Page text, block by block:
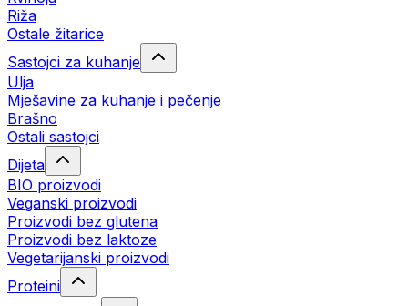
Riža
Ostale žitarice
Sastojci za kuhanje
Ulja
Mješavine za kuhanje i pečenje
Brašno
Ostali sastojci
Dijeta
BIO proizvodi
Veganski proizvodi
Proizvodi bez glutena
Proizvodi bez laktoze
Vegetarijanski proizvodi
Proteini